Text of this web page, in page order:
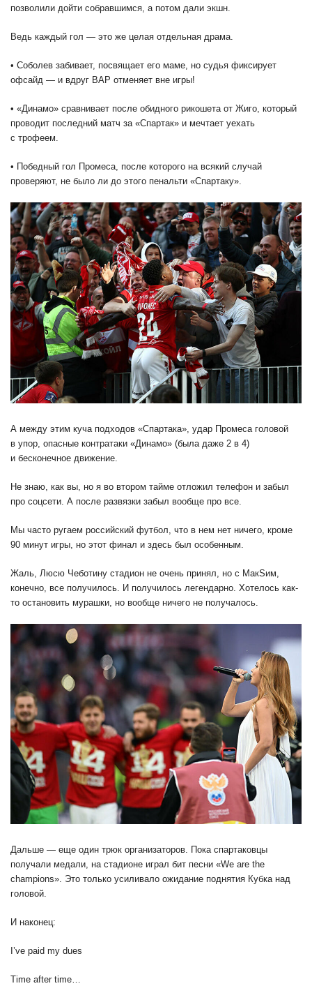
позволили дойти собравшимся, а потом дали экшн.
Ведь каждый гол — это же целая отдельная драма.
• Соболев забивает, посвящает его маме, но судья фиксирует
офсайд — и вдруг ВАР отменяет вне игры!
• «Динамо» сравнивает после обидного рикошета от Жиго, который
проводит последний матч за «Спартак» и мечтает уехать
с трофеем.
• Победный гол Промеса, после которого на всякий случай
проверяют, не было ли до этого пенальти «Спартаку».
А между этим куча подходов «Спартака», удар Промеса головой
в упор, опасные контратаки «Динамо» (была даже 2 в 4)
и бесконечное движение.
Не знаю, как вы, но я во втором тайме отложил телефон и забыл
про соцсети. А после развязки забыл вообще про все.
Мы часто ругаем российский футбол, что в нем нет ничего, кроме
90 минут игры, но этот финал и здесь был особенным.
Жаль, Люсю Чеботину стадион не очень принял, но с МакSим,
конечно, все получилось. И получилось легендарно. Хотелось как-
то остановить мурашки, но вообще ничего не получалось.
Дальше — еще один трюк организаторов. Пока спартаковцы
получали медали, на стадионе играл бит песни «We are the
champions». Это только усиливало ожидание поднятия Кубка над
головой.
И наконец:
I’ve paid my dues
Time after time…